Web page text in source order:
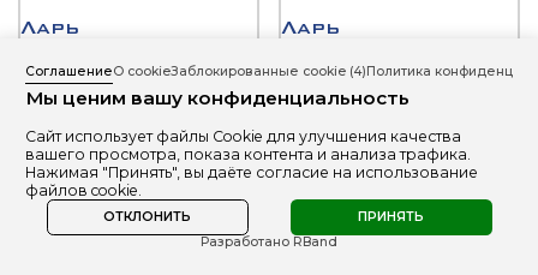
СоглашениеО cookieЗаблокированные cookie (4) Политика
Мы ценим вашу конфиденциальность
Сайт использует файлы Cookie для улучшения качества
вашего просмотра, показа контента и анализа трафика.
Нажимая "Принять", вы даёте согласие на использование
файлов cookie.
ПРИНЯТЬ
ОТКЛОНИТЬ
Разработано RBand
Ларь
«Frostor F200C»
-12...-25
Подробнее Купить
Ларь
«Frostor F200E»
-12...-25
Подробнее Купить